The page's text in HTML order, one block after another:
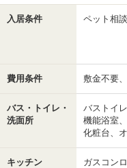
入居条件 ペット相
費用条件 敷金不要
バス・トイレ・
洗面所
バストイ
機能浴室
化粧台、
キッチン
ガスコン